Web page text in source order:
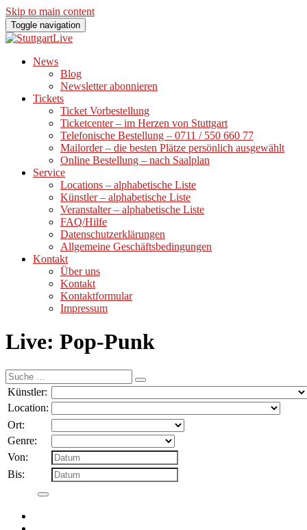
Skip to main content
Toggle navigation
News
Blog
Newsletter abonnieren
Tickets
Ticket Vorbestellung
Ticketcenter – im Herzen von Stuttgart
Telefonische Bestellung – 0711 / 550 660 77
Mailorder – die besten Plätze persönlich ausgewählt
Online Bestellung – nach Saalplan
Service
Locations – alphabetische Liste
Künstler – alphabetische Liste
Veranstalter – alphabetische Liste
FAQ/Hilfe
Datenschutzerklärungen
Allgemeine Geschäftsbedingungen
Kontakt
Über uns
Kontakt
Kontaktformular
Impressum
Live: Pop-Punk
Suche
nach:
Künstler:
Location:
Ort:
Genre:
Von:
Bis: